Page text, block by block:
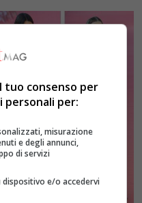
consenso per
per:
misurazione
e degli annunci,
di servizi
e/o accedervi